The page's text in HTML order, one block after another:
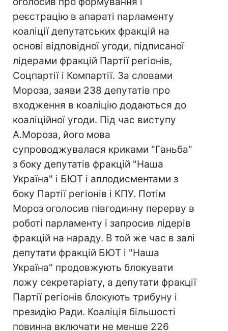
реєстрацію в апараті парламенту
коаліції депутатських фракцій на
основі відповідної угоди, підписаної
лідерами фракцій Партії регіонів,
Соцпартії і Компартії. За словами
Мороза, заяви 238 депутатів про
входження в коаліцію додаються до
коаліційної угоди. Під час виступу
А.Мороза, його мова
супроводжувалася криками "Ганьба"
з боку депутатів фракцій "Наша
Україна" і БЮТ і аплодисментами з
боку Партії регіонів і КПУ. Потім
Мороз оголосив півгодинну перерву в
роботі парламенту і запросив лідерів
фракцій на нараду. В той же час в залі
депутати фракцій БЮТ і "Наша
Україна" продовжують блокувати
ложу секретаріату, а депутати фракції
Партії регіонів блокують трибуну і
президію Ради. Коаліція більшості
повинна включати не менше 226